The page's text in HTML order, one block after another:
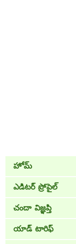
హోమ్
ఎడిటర్ ప్రోపైల్
చందా విజ్ఞప్తి
యాడ్ టారిఫ్